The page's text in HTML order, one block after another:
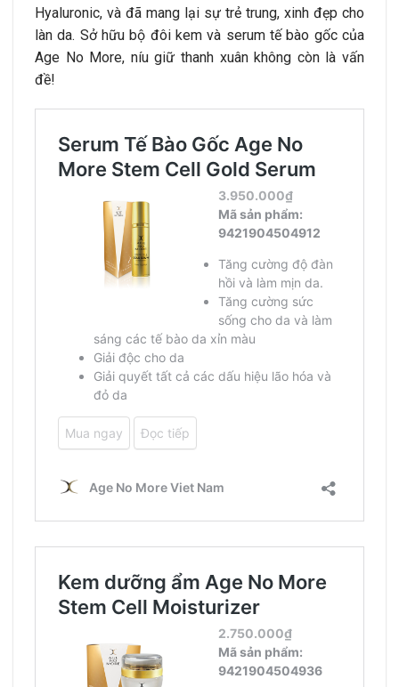
Hyaluronic, và đã mang lại sự trẻ trung, xinh đẹp cho
làn da. Sở hữu bộ đôi kem và serum tế bào gốc của
Age No More, níu giữ thanh xuân không còn là vấn
đề!